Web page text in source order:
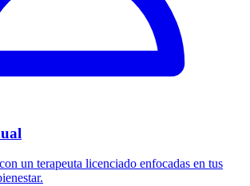
un terapeuta licenciado enfocadas en tus